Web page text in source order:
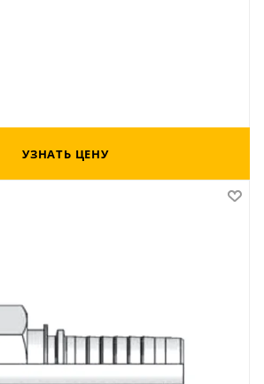
УЗНАТЬ ЦЕНУ